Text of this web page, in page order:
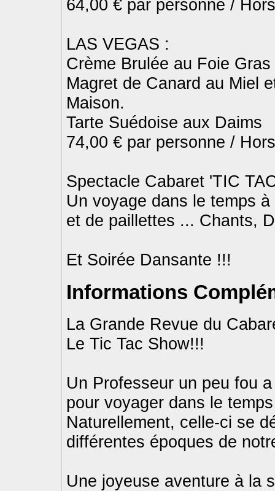
64,00 € par personne /
LAS VEGAS :
Crème Brulée au Foie Gras
Magret de Canard au Miel
Maison.
Tarte Suédoise aux Daims
74,00 € par personne /
Spectacle Cabaret 'TIC
Un voyage dans le temps
et de paillettes ... Chants,
Et Soirée Dansante !!!
Informations
La Grande Revue du
Le Tic Tac Show!!!
Un Professeur un peu fou
pour voyager dans le
Naturellement, celle-ci se
différentes époques de
Une joyeuse aventure à la